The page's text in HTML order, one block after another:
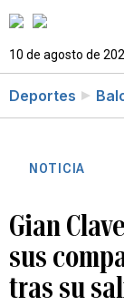
10 de agosto de
Deportes
NOTICIA
Gian
sus
tras su